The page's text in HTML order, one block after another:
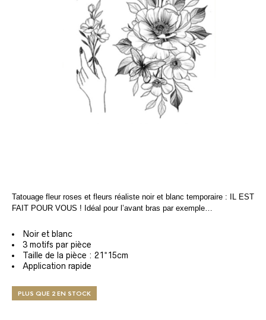
Tatouage fleur roses et fleurs réaliste noir et blanc temporaire : IL EST
FAIT POUR VOUS ! Idéal pour l’avant bras par exemple…
Noir et blanc
3 motifs par pièce
Taille de la pièce : 21*15cm
Application rapide
PLUS QUE 2 EN STOCK